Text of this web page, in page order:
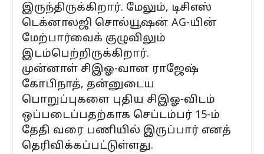
இருந்திருக்கிறார். மேலும், டிசிஎஸ்
டெக்னாலஜி சொல்யூஷன் AG-யின்
மேற்பார்வைக் குழுவிலும்
இடம்பெற்றிருக்கிறார்.
முன்னாள் சிஇஓ-வான ராஜேஷ்
கோபிநாத், தன்னுடைய
பொறுப்புகளை புதிய சிஇஓ-விடம்
ஒப்படைப்பதற்காக செப்டம்பர் 15-ம்
தேதி வரை பணியில் இருப்பார் எனத்
தெரிவிக்கப்பட்டுள்ளது.